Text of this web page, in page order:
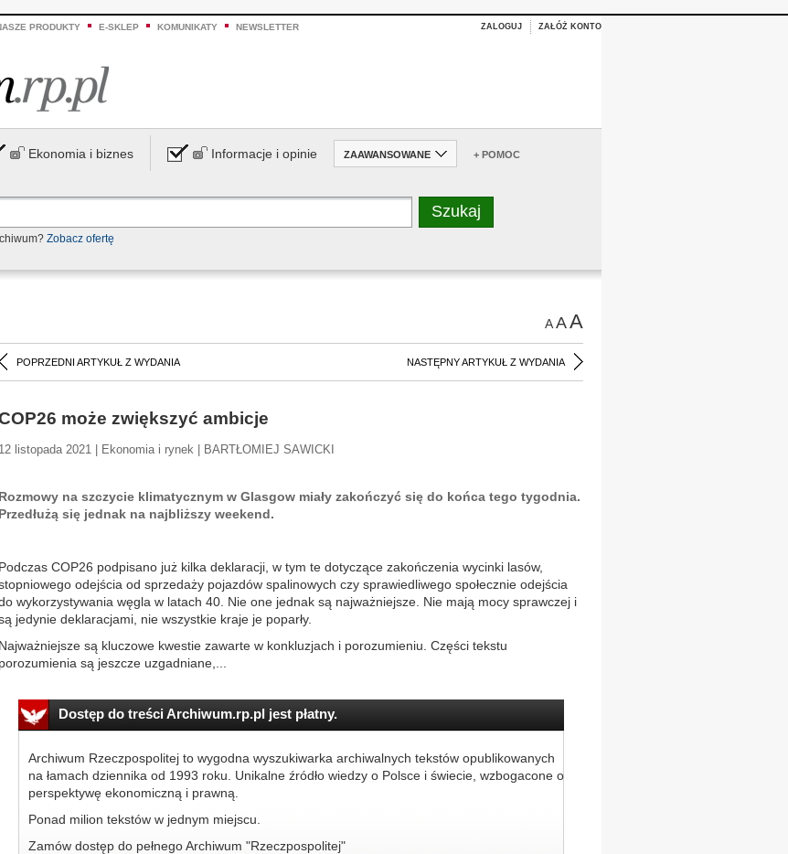
PRODUKTY E-SKLEP KOMUNIKATY NEWSLETTER ZALOGUJ ZAŁÓŻ KONTO
Ekonomia i biznes Informacje i opinie ZAAWANSOWANE + POMOC
Zobacz ofertę
AAA
POPRZEDNI ARTYKUŁ Z WYDANIA NASTĘPNY ARTYKUŁ Z WYDANIA
może zwiększyć ambicje
12 listopada 2021 | Ekonomia i rynek | BARTŁOMIEJ SAWICKI
Rozmowy na szczycie klimatycznym w Glasgow miały zakończyć się do końca tego tygodnia.
Przedłużą się jednak na najbliższy weekend.
Podczas COP26 podpisano już kilka deklaracji, w tym te dotyczące zakończenia wycinki lasów,
odejścia od sprzedaży pojazdów spalinowych czy sprawiedliwego społecznie odejścia
wykorzystywania węgla w latach 40. Nie one jednak są najważniejsze. Nie mają mocy sprawczej i
jedynie deklaracjami, nie wszystkie kraje je poparły.
Najważniejsze są kluczowe kwestie zawarte w konkluzjach i porozumieniu. Części tekstu
porozumienia są jeszcze uzgadniane,...
Dostęp do treści Archiwum.rp.pl jest płatny.
Archiwum Rzeczpospolitej to wygodna wyszukiwarka archiwalnych tekstów opublikowanych
na łamach dziennika od 1993 roku. Unikalne źródło wiedzy o Polsce i świecie, wzbogacone o
perspektywę ekonomiczną i prawną.
Ponad milion tekstów w jednym miejscu.
Zamów dostęp do pełnego Archiwum "Rzeczpospolitej"